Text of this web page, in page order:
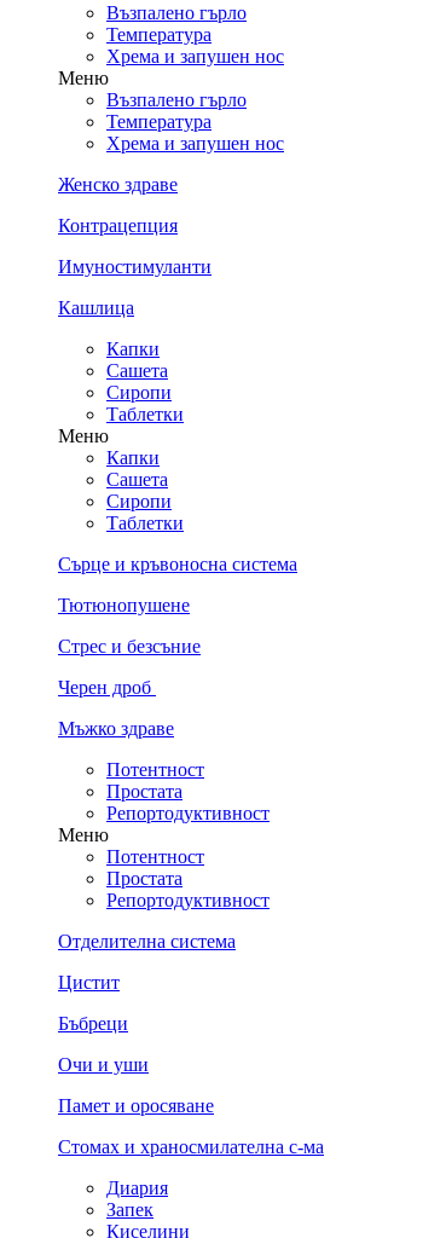
Възпалено гърло
Температура
Хрема и запушен нос
Меню
Възпалено гърло
Температура
Хрема и запушен нос
Женско здраве
Контрацепция
Имуностимуланти
Кашлица
Капки
Сашета
Сиропи
Таблетки
Меню
Капки
Сашета
Сиропи
Таблетки
Сърце и кръвоносна система
Тютюнопушене
Стрес и безсъние
Черен дроб
Мъжко здраве
Потентност
Простата
Репортодуктивност
Меню
Потентност
Простата
Репортодуктивност
Отделителна система
Цистит
Бъбреци
Очи и уши
Памет и оросяване
Стомах и храносмилателна с-ма
Диария
Запек
Киселини